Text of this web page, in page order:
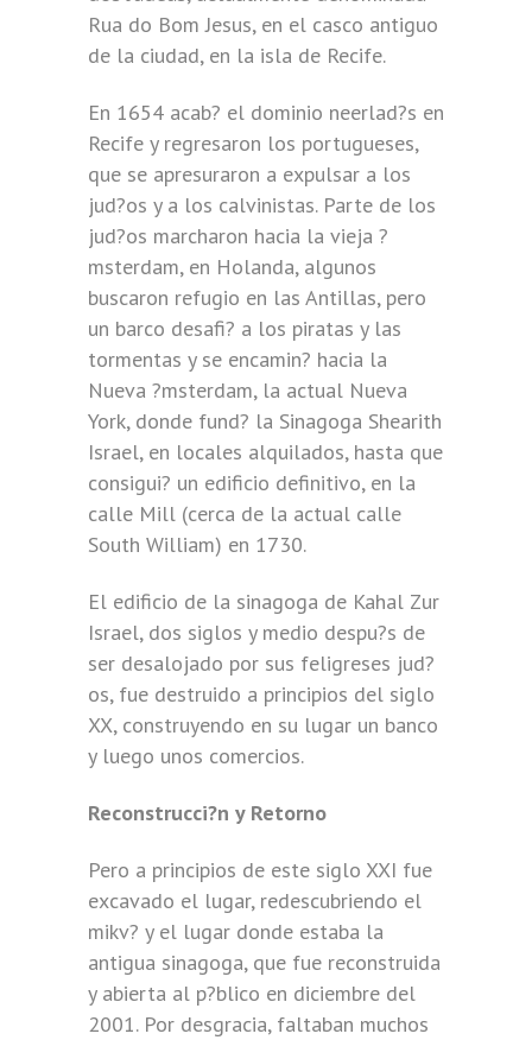
Rua do Bom Jesus, en el casco antiguo
de la ciudad, en la isla de Recife.
En 1654 acab? el dominio neerlad?s en
Recife y regresaron los portugueses,
que se apresuraron a expulsar a los
jud?os y a los calvinistas. Parte de los
jud?os marcharon hacia la vieja ?
msterdam, en Holanda, algunos
buscaron refugio en las Antillas, pero
un barco desafi? a los piratas y las
tormentas y se encamin? hacia la
Nueva ?msterdam, la actual Nueva
York, donde fund? la Sinagoga Shearith
Israel, en locales alquilados, hasta que
consigui? un edificio definitivo, en la
calle Mill (cerca de la actual calle
South William) en 1730.
El edificio de la sinagoga de Kahal Zur
Israel, dos siglos y medio despu?s de
ser desalojado por sus feligreses jud?
os, fue destruido a principios del siglo
XX, construyendo en su lugar un banco
y luego unos comercios.
Reconstrucci?n y Retorno
Pero a principios de este siglo XXI fue
excavado el lugar, redescubriendo el
mikv? y el lugar donde estaba la
antigua sinagoga, que fue reconstruida
y abierta al p?blico en diciembre del
2001. Por desgracia, faltaban muchos